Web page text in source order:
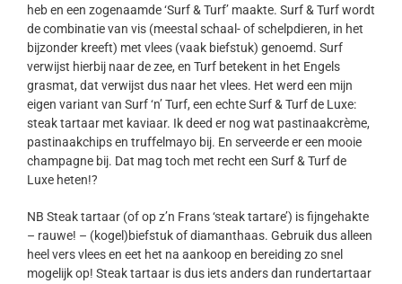
heb en een zogenaamde ‘Surf & Turf’ maakte. Surf & Turf wordt
de combinatie van vis (meestal schaal- of schelpdieren, in het
bijzonder kreeft) met vlees (vaak biefstuk) genoemd. Surf
verwijst hierbij naar de zee, en Turf betekent in het Engels
grasmat, dat verwijst dus naar het vlees. Het werd een mijn
eigen variant van Surf ‘n’ Turf, een echte Surf & Turf de Luxe:
steak tartaar met kaviaar. Ik deed er nog wat pastinaakcrème,
pastinaakchips en truffelmayo bij. En serveerde er een mooie
champagne bij. Dat mag toch met recht een Surf & Turf de
Luxe heten!?
NB Steak tartaar (of op z’n Frans ‘steak tartare’) is fijngehakte
– rauwe! – (kogel)biefstuk of diamanthaas. Gebruik dus alleen
heel vers vlees en eet het na aankoop en bereiding zo snel
mogelijk op! Steak tartaar is dus iets anders dan rundertartaar